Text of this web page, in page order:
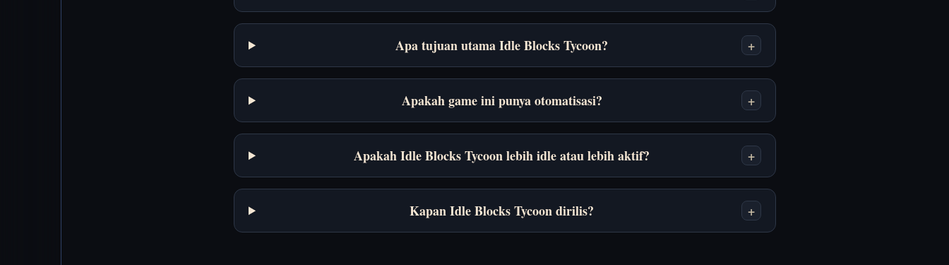
Apa tujuan utama Idle Blocks Tycoon? +
Apakah game ini punya otomatisasi? +
Apakah Idle Blocks Tycoon lebih idle atau lebih aktif? +
Kapan Idle Blocks Tycoon dirilis? +